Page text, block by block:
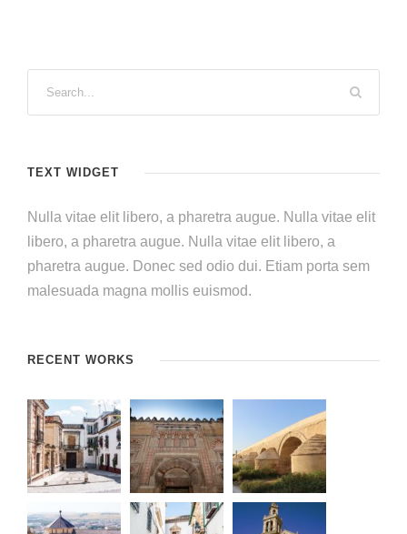
TEXT WIDGET
Nulla vitae elit libero, a pharetra augue. Nulla vitae elit
libero, a pharetra augue. Nulla vitae elit libero, a
pharetra augue. Donec sed odio dui. Etiam porta sem
malesuada magna mollis euismod.
RECENT WORKS